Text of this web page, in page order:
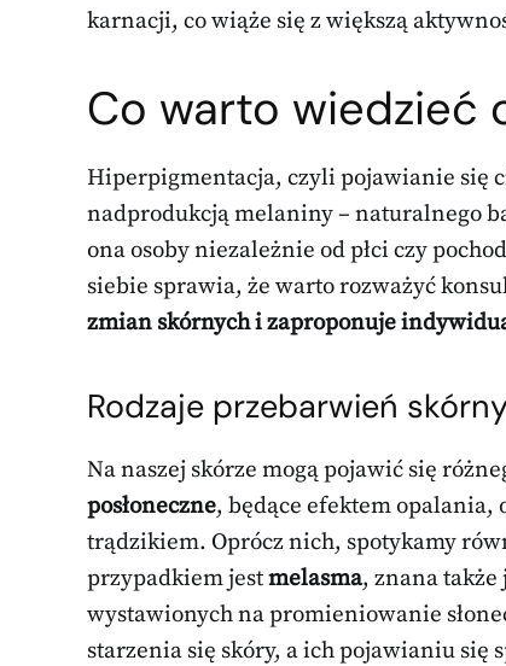
karnacji, co wiąże się z większą
Co warto wiedzieć
Hiperpigmentacja, czyli pojawianie się
nadprodukcją melaniny – naturalnego
ona osoby niezależnie od płci czy
siebie sprawia, że warto rozważyć
zmian skórnych i zaproponuje
Rodzaje przebarwień
Na naszej skórze mogą pojawić się
posłoneczne, będące efektem opalania,
trądzikiem. Oprócz nich, spotykamy
przypadkiem jestmelasma, znana także
wystawionych na promieniowanie
starzenia się skóry, a ich pojawianiu się